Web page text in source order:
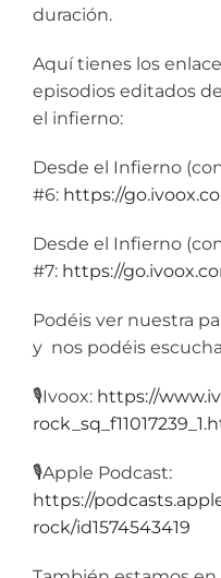
duración.
Aquí tienes los
episodios editados
el infierno:
Desde el Infierno
#6: https://
Desde el Infierno
#7: https://
Podéis ver nuestra
y nos podéis escuchar
🎙️Ivoox: https://
🎙️Apple Podcast:
https://
rock/id1574543419